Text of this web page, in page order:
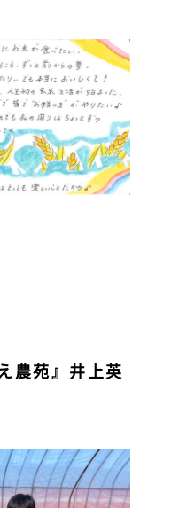
農苑』井上英